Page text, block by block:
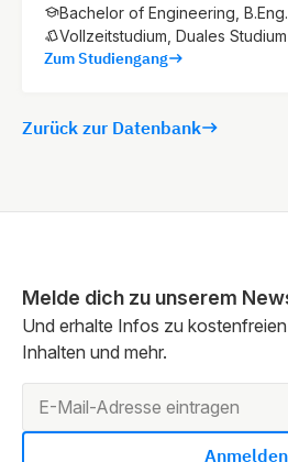
Bachelor of Engineering, B.Eng.
Vollzeitstudium, Duales Studium
Zum Studiengang
Zurück zur Datenbank
Melde dich zu unserem
Und erhalte Infos zu
Inhalten und mehr.